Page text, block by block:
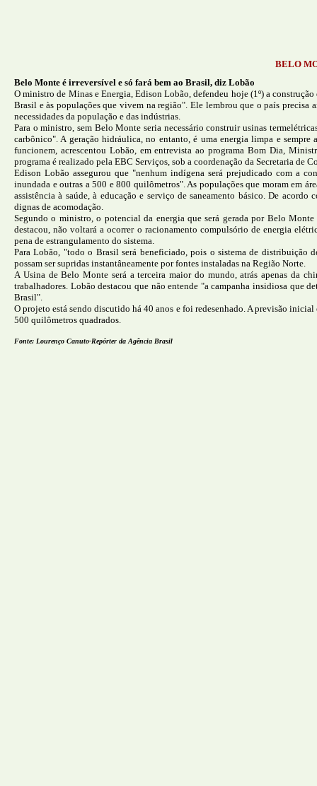
BELO
Belo Monte é irreversível e só fará bem ao Brasil, diz Lobão
O ministro de Minas e Energia, Edison Lobão, defendeu hoje (1º) a
Brasil e às populações que vivem na região". Ele lembrou que o país precisa
necessidades da população e das indústrias.
Para o ministro, sem Belo Monte seria necessário construir usinas
carbônico". A geração hidráulica, no entanto, é uma energia limpa e
funcionem, acrescentou Lobão, em entrevista ao programa Bom Dia,
programa é realizado pela EBC Serviços, sob a coordenação da Secretaria de
Edison Lobão assegurou que "nenhum indígena será prejudicado com a
inundada e outras a 500 e 800 quilômetros". As populações que moram em
assistência à saúde, à educação e serviço de saneamento básico. De
dignas de acomodação.
Segundo o ministro, o potencial da energia que será gerada por Belo
destacou, não voltará a ocorrer o racionamento compulsório de energia
pena de estrangulamento do sistema.
Para Lobão, "todo o Brasil será beneficiado, pois o sistema de distribuição
possam ser supridas instantâneamente por fontes instaladas na Região Norte.
A Usina de Belo Monte será a terceira maior do mundo, atrás apenas da
trabalhadores. Lobão destacou que não entende "a campanha insidiosa que
Brasil".
O projeto está sendo discutido há 40 anos e foi redesenhado. A previsão
500 quilômetros quadrados.
Fonte: Lourenço Canuto-Repórter da Agência Brasil